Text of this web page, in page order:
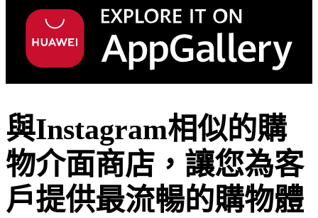
與Instagram相似的購
物介面商店，讓您為客
戶提供最流暢的購物體